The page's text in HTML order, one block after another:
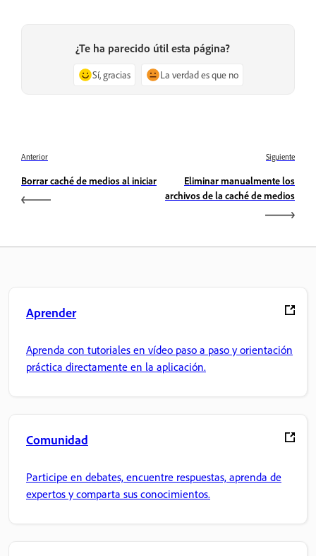
¿Te ha parecido útil esta página?
Sí, gracias La verdad es que no
Anterior
Borrar caché de medios al iniciar
Siguiente
Eliminar manualmente los
archivos de la caché de medios
Aprender
Aprenda con tutoriales en vídeo paso a paso y orientación
práctica directamente en la aplicación.
Comunidad
Participe en debates, encuentre respuestas, aprenda de
expertos y comparta sus conocimientos.